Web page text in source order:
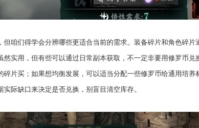
但咱们得学会分辨哪些更适合当前的需求。装备碎片和角色碎片
然实用，但有些可以通过日常副本获取，不一定非要用修罗币
碎片买；如果想均衡发展，可以适当分配一些修罗币给通用培
际缺口来决定是否兑换，别盲目清空库存。